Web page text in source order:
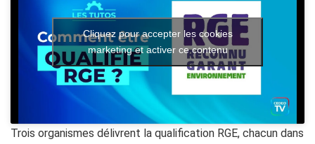
Cliquez pour accepter les cookies
marketing et activer ce contenu
Trois organismes délivrent la qualification RGE, chacun dans